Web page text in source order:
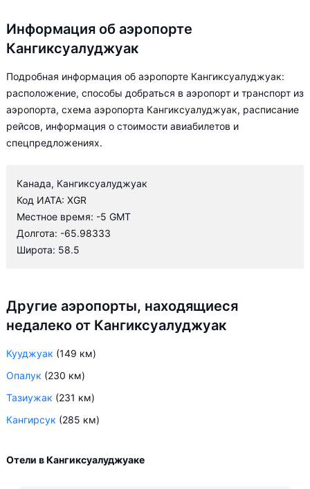
Информация об аэропорте
Кангиксуалуджуак
Подробная информация об аэропорте Кангиксуалуджуак:
расположение, способы добраться в аэропорт и транспорт из
аэропорта, схема аэропорта Кангиксуалуджуак, расписание
рейсов, информация о стоимости авиабилетов и
спецпредложениях.
Канада, Кангиксуалуджуак
Код ИАТА: XGR
Местное время: -5 GMT
Долгота: -65.98333
Широта: 58.5
Другие аэропорты, находящиеся
недалеко от Кангиксуалуджуак
Кууджуак (149 км)
Опалук (230 км)
Тазиужак (231 км)
Кангирсук (285 км)
Отели в Кангиксуалуджуаке